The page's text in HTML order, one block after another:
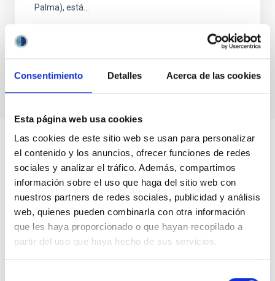
Consentimiento Detalles Acerca de las cookies
Esta página web usa cookies
Las cookies de este sitio web se usan para personalizar
el contenido y los anuncios, ofrecer funciones de redes
sociales y analizar el tráfico. Además, compartimos
información sobre el uso que haga del sitio web con
nuestros partners de redes sociales, publicidad y análisis
web, quienes pueden combinarla con otra información
que les haya proporcionado o que hayan recopilado a
partir del uso que haya hecho de sus servicios.
Palma), está...